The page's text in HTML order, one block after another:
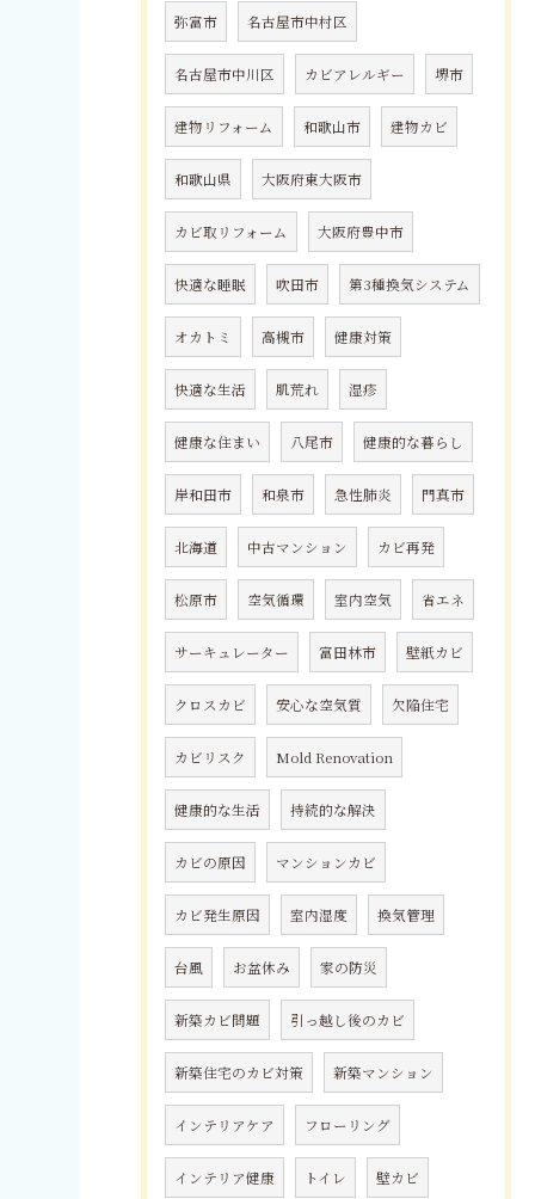
弥富市 名古屋市中村区
名古屋市中川区 カビアレルギー 堺市
建物リフォーム 和歌山市 建物カビ
和歌山県 大阪府東大阪市
カビ取リフォーム 大阪府豊中市
快適な睡眠 吹田市 第3種換気システム
オカトミ 高槻市 健康対策
快適な生活 肌荒れ 湿疹
健康な住まい 八尾市 健康的な暮らし
岸和田市 和泉市 急性肺炎 門真市
北海道 中古マンション カビ再発
松原市 空気循環 室内空気 省エネ
サーキュレーター 富田林市 壁紙カビ
クロスカビ 安心な空気質 欠陥住宅
カビリスク Mold Renovation
健康的な生活 持続的な解決
カビの原因 マンションカビ
カビ発生原因 室内湿度 換気管理
台風 お盆休み 家の防災
新築カビ問題 引っ越し後のカビ
新築住宅のカビ対策 新築マンション
インテリアケア フローリング
インテリア健康 トイレ 壁カビ